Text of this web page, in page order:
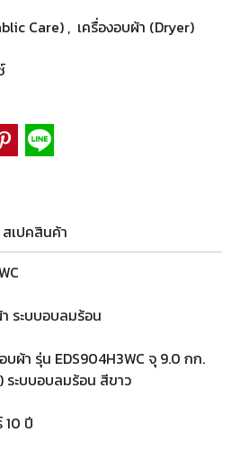
Care) , เครื่องอบผ้า (Dryer)
สเปคสินค้า
ระบบอบลมร้อน
บผ้า รุ่น EDS904H3WC จุ 9.0 กก.
ะบบอบลมร้อน สีขาว
10 ปี